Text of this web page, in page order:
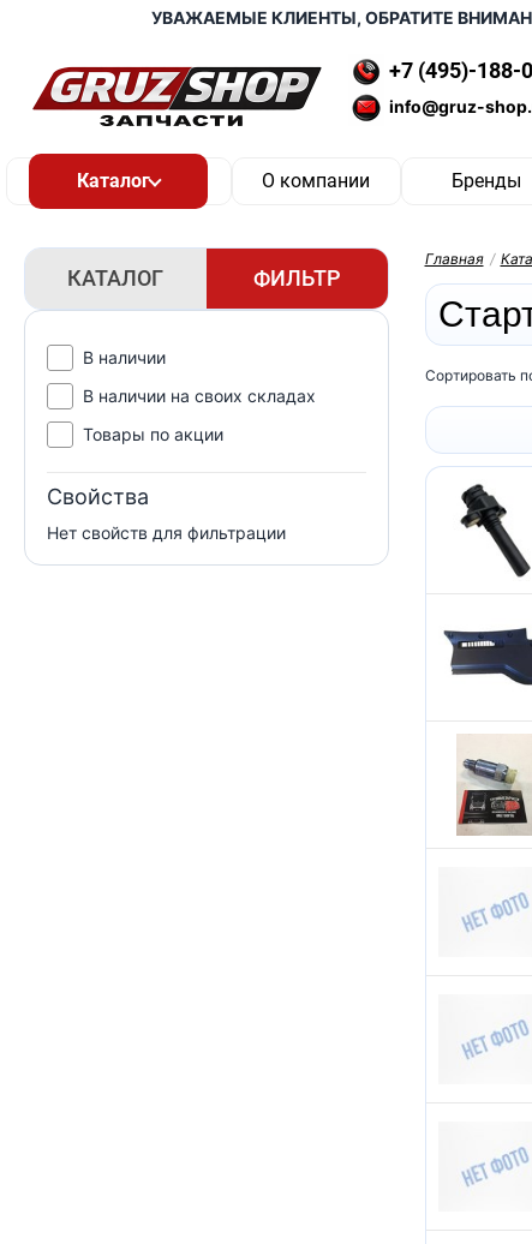
УВАЖАЕМЫЕ КЛИЕНТЫ, ОБРАТИТЕ
+7 (495)-188-
info@gruz-
О компании Бренды
КАТАЛОГ ФИЛЬТР
В наличии
В наличии на своих складах
Товары по акции
Свойства
Нет свойств для фильтрации
Главная /
Сортировать